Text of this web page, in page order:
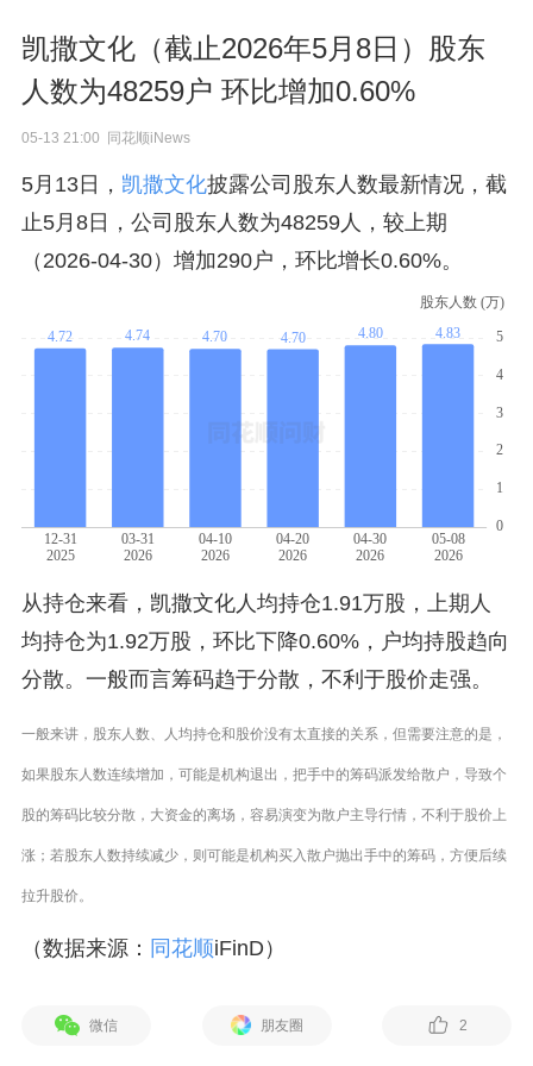
凯撒文化（截止2026年5月8日）股东
人数为48259户 环比增加0.60%
05-13 21:00 同花顺iNews
5月13日， 凯撒文化披露公司股东人数最新情况，截
止5月8日，公司股东人数为48259人，较上期
（2026-04-30）增加290户，环比增长0.60%。
从持仓来看，凯撒文化人均持仓1.91万股，上期人
均持仓为1.92万股，环比下降0.60%，户均持股趋向
分散。一般而言筹码趋于分散，不利于股价走强。
一般来讲，股东人数、人均持仓和股价没有太直接的关系，但需要注意的是，
如果股东人数连续增加，可能是机构退出，把手中的筹码派发给散户，导致个
股的筹码比较分散，大资金的离场，容易演变为散户主导行情，不利于股价上
涨；若股东人数持续减少，则可能是机构买入散户抛出手中的筹码，方便后续
拉升股价。
（数据来源： 同花顺iFinD）
微信 朋友圈 2